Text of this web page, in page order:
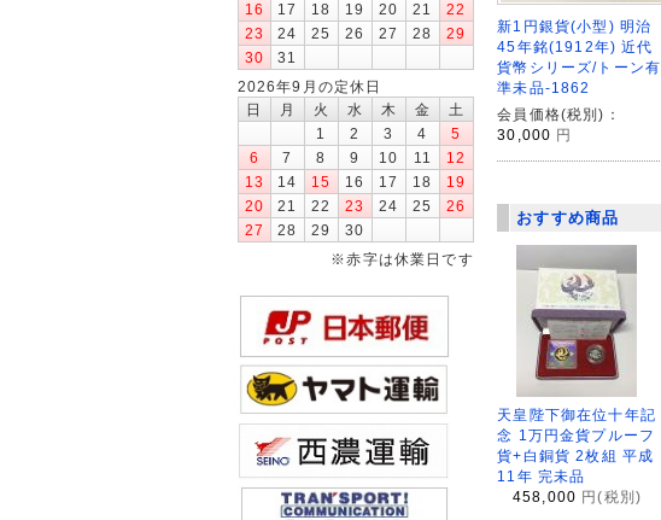
新1円銀貨(小型) 明治
45年銘(1912年) 近代
貨幣シリーズ/トーン有
準未品-1862
会員価格(税別)：
30,000 円
おすすめ商品
天皇陛下御在位十年記
念 1万円金貨プルーフ
貨+白銅貨 2枚組 平成
11年 完未品
458,000 円(税別)
16
17 18 19 20 21
22
23
24 25 26 27 28
29
30
31
2026年9月の定休日
日
月 火 水 木 金
土
1
2 3 4
5
6
7 8 9 10 11
12
13
14 15 16 17 18
19
20
21 22 23 24 25
26
27
28 29
30
※赤字は休業日です